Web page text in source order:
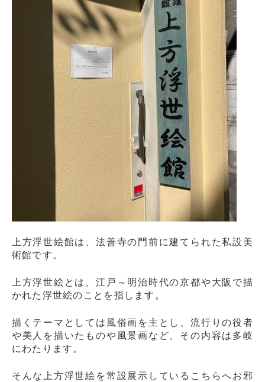
上方浮世絵館は、法善寺の門前に建てられた私設美
術館です。
上方浮世絵とは、江戸～明治時代の京都や大阪で描
かれた浮世絵のことを指します。
描くテーマとしては風俗画を主とし、流行りの役者
や美人を描いたものや風景画など、その内容は多岐
にわたります。
そんな上方浮世絵を常設展示しているこちらへお邪